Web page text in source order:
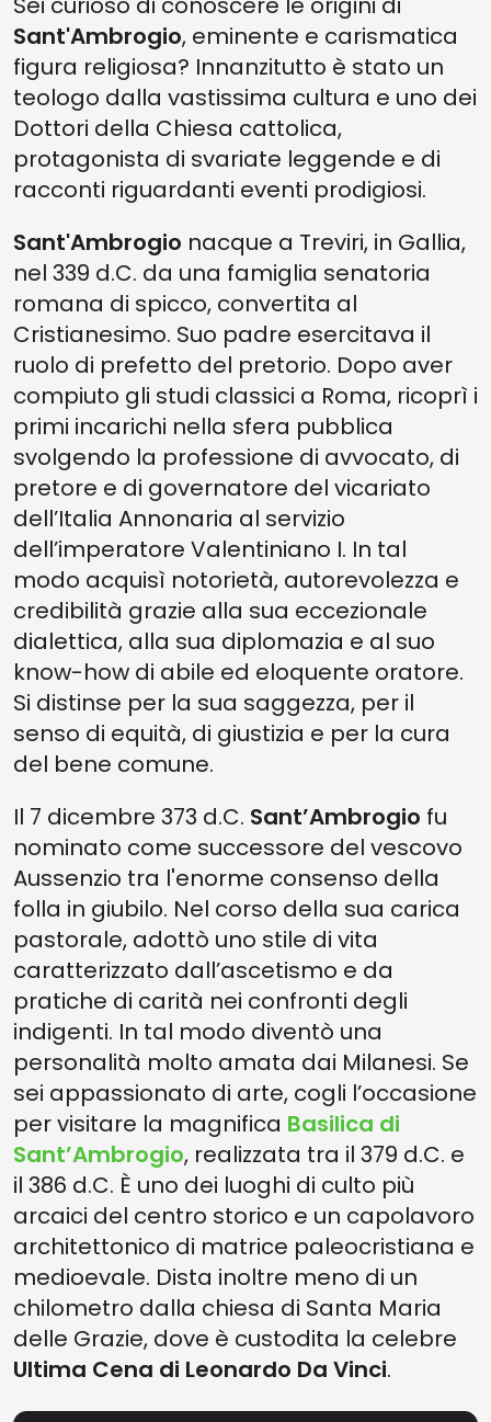
Sant'Ambrogio, eminente e carismatica
figura religiosa? Innanzitutto è stato un
teologo dalla vastissima cultura e uno dei
Dottori della Chiesa cattolica,
protagonista di svariate leggende e di
racconti riguardanti eventi prodigiosi.
Sant'Ambrogio nacque a Treviri, in Gallia,
nel 339 d.C. da una famiglia senatoria
romana di spicco, convertita al
Cristianesimo. Suo padre esercitava il
ruolo di prefetto del pretorio. Dopo aver
compiuto gli studi classici a Roma, ricoprì i
primi incarichi nella sfera pubblica
svolgendo la professione di avvocato, di
pretore e di governatore del vicariato
dell’Italia Annonaria al servizio
dell’imperatore Valentiniano I. In tal
modo acquisì notorietà, autorevolezza e
credibilità grazie alla sua eccezionale
dialettica, alla sua diplomazia e al suo
know-how di abile ed eloquente oratore.
Si distinse per la sua saggezza, per il
senso di equità, di giustizia e per la cura
del bene comune.
Il 7 dicembre 373 d.C. Sant’Ambrogio fu
nominato come successore del vescovo
Aussenzio tra l'enorme consenso della
folla in giubilo. Nel corso della sua carica
pastorale, adottò uno stile di vita
caratterizzato dall’ascetismo e da
pratiche di carità nei confronti degli
indigenti. In tal modo diventò una
personalità molto amata dai Milanesi. Se
sei appassionato di arte, cogli l’occasione
per visitare la magnifica Basilica di
Sant’Ambrogio, realizzata tra il 379 d.C. e
il 386 d.C. È uno dei luoghi di culto più
arcaici del centro storico e un capolavoro
architettonico di matrice paleocristiana e
medioevale. Dista inoltre meno di un
chilometro dalla chiesa di Santa Maria
delle Grazie, dove è custodita la celebre
Ultima Cena di Leonardo Da Vinci.